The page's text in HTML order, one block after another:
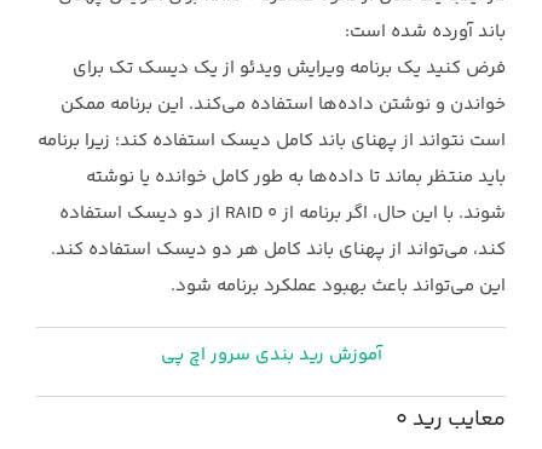
باند آورده شده است:‏
فرض کنید یک برنامه ویرایش ویدئو از یک دیسک تک برای
خواندن و نوشتن داده‌ها استفاده می‌کند. این ‏برنامه ممکن
است نتواند از پهنای باند کامل دیسک استفاده کند؛ زیرا برنامه
باید منتظر بماند تا داده‌ها به ‏طور کامل خوانده یا نوشته
شوند. با این حال، اگر برنامه از ‏RAID 0‎‏ از دو دیسک استفاده
کند، می‌تواند از ‏پهنای باند کامل هر دو دیسک استفاده کند.
این می‌تواند باعث بهبود عملکرد برنامه شود.‏
آموزش رید بندی سرور اچ پی
معایب رید 0‏